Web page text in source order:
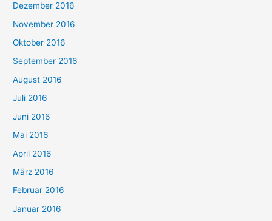
Dezember 2016
November 2016
Oktober 2016
September 2016
August 2016
Juli 2016
Juni 2016
Mai 2016
April 2016
März 2016
Februar 2016
Januar 2016